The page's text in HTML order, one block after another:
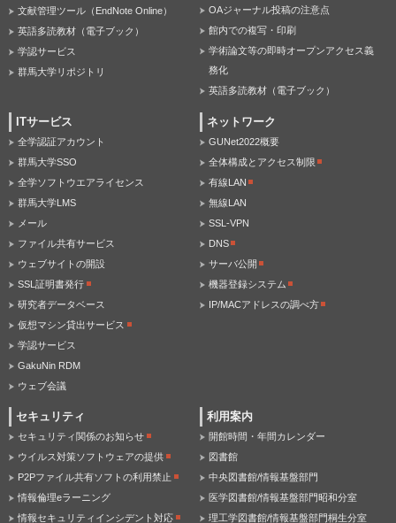
文献管理ツール（EndNote Online）
英語多読教材（電子ブック）
学認サービス
群馬大学リポジトリ
OAジャーナル投稿の注意点
館内での複写・印刷
学術論文等の即時オープンアクセス義
務化
英語多読教材（電子ブック）
ITサービス
全学認証アカウント
群馬大学SSO
全学ソフトウエアライセンス
群馬大学LMS
メール
ファイル共有サービス
ウェブサイトの開設
SSL証明書発行
研究者データベース
仮想マシン貸出サービス
学認サービス
GakuNin RDM
ウェブ会議
ネットワーク
GUNet2022概要
全体構成とアクセス制限
有線LAN
無線LAN
SSL-VPN
DNS
サーバ公開
機器登録システム
IP/MACアドレスの調べ方
セキュリティ
セキュリティ関係のお知らせ
ウイルス対策ソフトウェアの提供
P2Pファイル共有ソフトの利用禁止
情報倫理eラーニング
情報セキュリティインシデント対応
利用案内
開館時間・年間カレンダー
図書館
中央図書館/情報基盤部門
医学図書館/情報基盤部門昭和分室
理工学図書館/情報基盤部門桐生分室